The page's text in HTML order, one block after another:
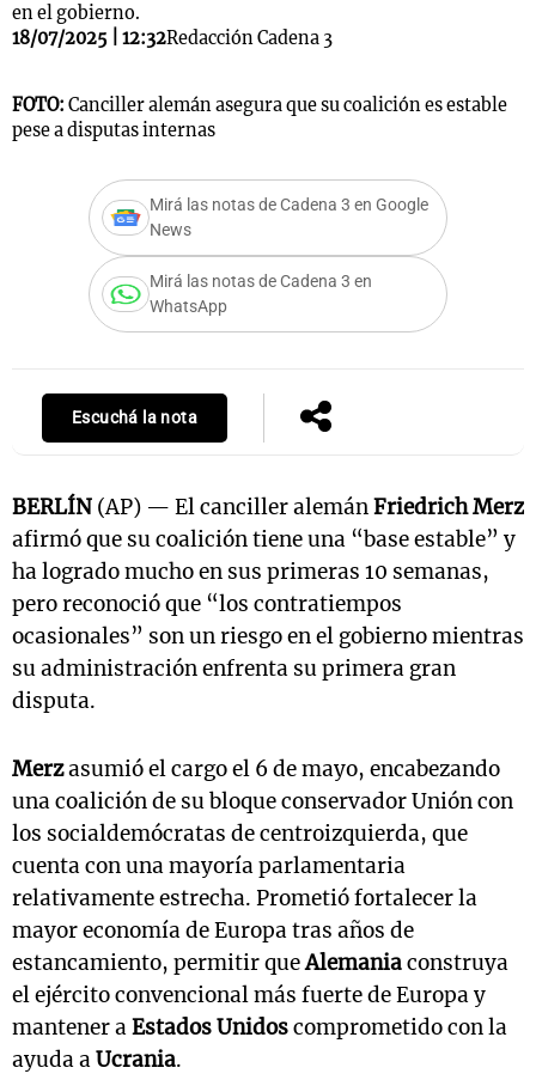
en el gobierno.
18/07/2025 | 12:32Redacción Cadena 3
FOTO: Canciller alemán asegura que su coalición es estable
pese a disputas internas
Mirá las notas de Cadena 3 en Google
News
Mirá las notas de Cadena 3 en
WhatsApp
Escuchá la nota
BERLÍN (AP) — El canciller alemánFriedrich Merz
afirmó que su coalición tiene una “base estable” y
ha logrado mucho en sus primeras 10 semanas,
pero reconoció que “los contratiempos
ocasionales” son un riesgo en el gobierno mientras
su administración enfrenta su primera gran
disputa.
Merzasumió el cargo el 6 de mayo, encabezando
una coalición de su bloque conservador Unión con
los socialdemócratas de centroizquierda, que
cuenta con una mayoría parlamentaria
relativamente estrecha. Prometió fortalecer la
mayor economía de Europa tras años de
estancamiento, permitir queAlemaniaconstruya
el ejército convencional más fuerte de Europa y
mantener aEstados Unidoscomprometido con la
ayuda aUcrania.
Mundial 2026